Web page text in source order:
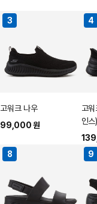
3
고워크 나우
99,000 원
4
고
인스)
8 9